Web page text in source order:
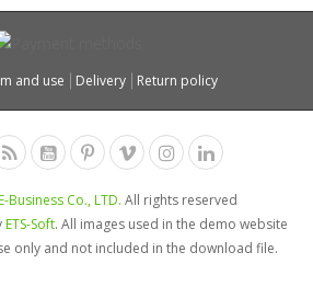
and use Delivery Return policy
Business Co., LTD. All rights reserved
ETS-Soft. All images used in the demo website
only and not included in the download file.